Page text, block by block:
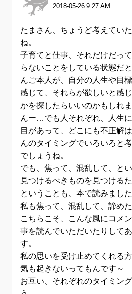
2018-05-26 9:27 AM
たまさん、ちょうど考えてい
ね。
子育てと仕事、それだけだっ
らないことをしている状態だ
んご本人が、自分の人生や目
感じて、それらが欲しいと感
かを探したらいいのかもしれま
んー…でも人それぞれ、人生
目があって、どこにも不正解
んのタイミングでいろいろと
でしょうね。
でも、焦って、混乱して、と
見つけるべきものを見つける
ということも、本で読みました
私も焦って、混乱して、諦め
こちらこそ、こんな風にコメ
事を読んでいただいたりして
す。
私の思いを受け止めてくれる
気も起きないってもんです～
お互い、それぞれのタイミン